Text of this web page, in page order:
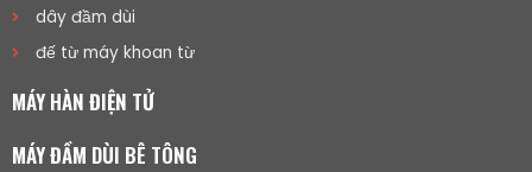
dây đầm dùi
đế từ máy khoan từ
MÁY HÀN ĐIỆN TỬ
MÁY ĐẦM DÙI BÊ TÔNG